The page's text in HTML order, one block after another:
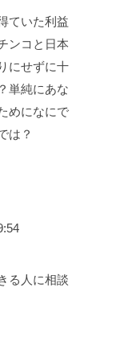
ていた利益
ンコと日本
にせずに十
単純にあな
めになにで
は？
る人に相談